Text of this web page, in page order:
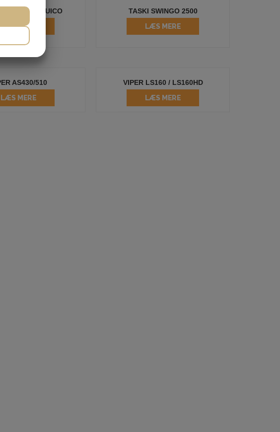
2100 UICO
LÆS MERE
TASKI SWINGO 2500
LÆS MERE
AS430/510
LÆS MERE
VIPER LS160 / LS160HD
LÆS MERE